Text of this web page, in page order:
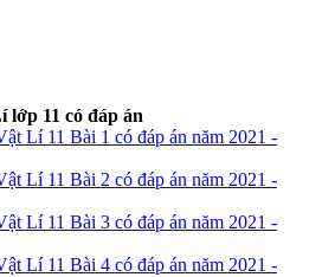
lớp 11 có đáp án
Lí 11 Bài 1 có đáp án năm 2021 -
Lí 11 Bài 2 có đáp án năm 2021 -
Lí 11 Bài 3 có đáp án năm 2021 -
Lí 11 Bài 4 có đáp án năm 2021 -